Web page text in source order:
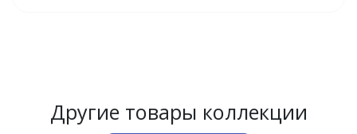
Другие товары коллекции